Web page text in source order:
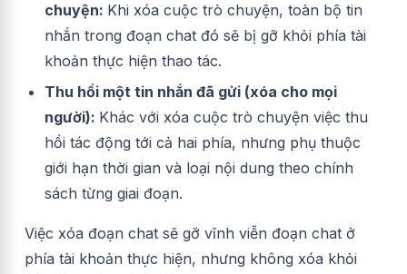
chuyện: Khi xóa cuộc trò chuyện, toàn bộ tin
nhắn trong đoạn chat đó sẽ bị gỡ khỏi phía tài
khoản thực hiện thao tác.
Thu hồi một tin nhắn đã gửi (xóa cho mọi
người): Khác với xóa cuộc trò chuyện việc thu
hồi tác động tới cả hai phía, nhưng phụ thuộc
giới hạn thời gian và loại nội dung theo chính
sách từng giai đoạn.
Việc xóa đoạn chat sẽ gỡ vĩnh viễn đoạn chat ở
phía tài khoản thực hiện, nhưng không xóa khỏi